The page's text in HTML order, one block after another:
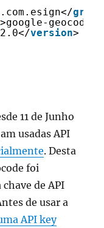
>google-geocode</
version>
11 de Junho
usadas API
. Desta
foi
de API
de usar a
API key